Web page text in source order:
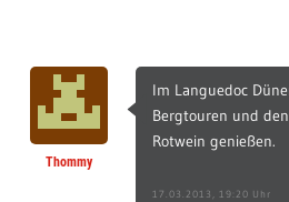
Thommy
Im Languedoc
Bergtouren und
Rotwein genießen.
17.03.2013, 19:20 Uhr